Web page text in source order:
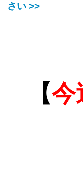
さい >>
【今